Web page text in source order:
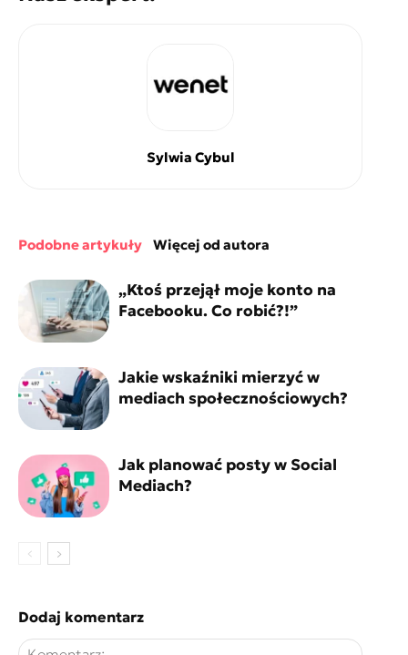
Sylwia Cybul
podobne artykuły więcej od autora
„Ktoś przejął moje konto na
Facebooku. Co robić?!”
Jakie wskaźniki mierzyć w
mediach społecznościowych?
Jak planować posty w Social
Mediach?
Dodaj komentarz